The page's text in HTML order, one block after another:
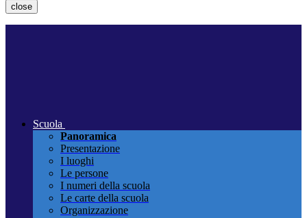
close
Scuola
Panoramica
Presentazione
I luoghi
Le persone
I numeri della scuola
Le carte della scuola
Organizzazione